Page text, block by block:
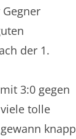
der 1.
3:0 gegen
tolle
knapp